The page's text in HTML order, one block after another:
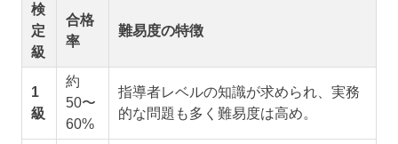
検
定
級
合格
率
難易度の特徴
1
級
約
50〜
60%
指導者レベルの知識が求められ、実務
的な問題も多く難易度は高め。